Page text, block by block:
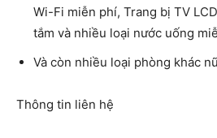
Wi-Fi miễn phí, Trang bị TV
tắm và nhiều loại nước uống
Và còn nhiều loại phòng khác
Thông tin liên hệ